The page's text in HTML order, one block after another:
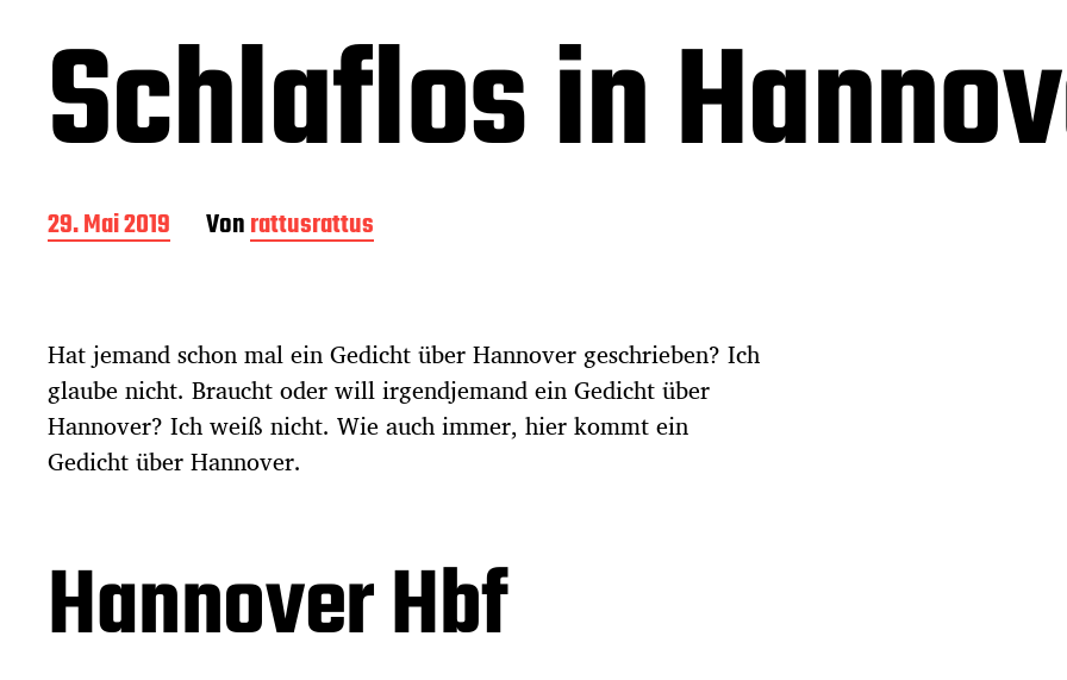
Schlaflos in
B
e
a
g
s
d
a
29. Mai 2019 Vonrattusrattus
Hat jemand schon mal ein Gedicht über Hannover geschrieben? Ich
glaube nicht. Braucht oder will irgendjemand ein Gedicht über
Hannover? Ich weiß nicht. Wie auch immer, hier kommt ein
Gedicht über Hannover.
Hannover Hbf